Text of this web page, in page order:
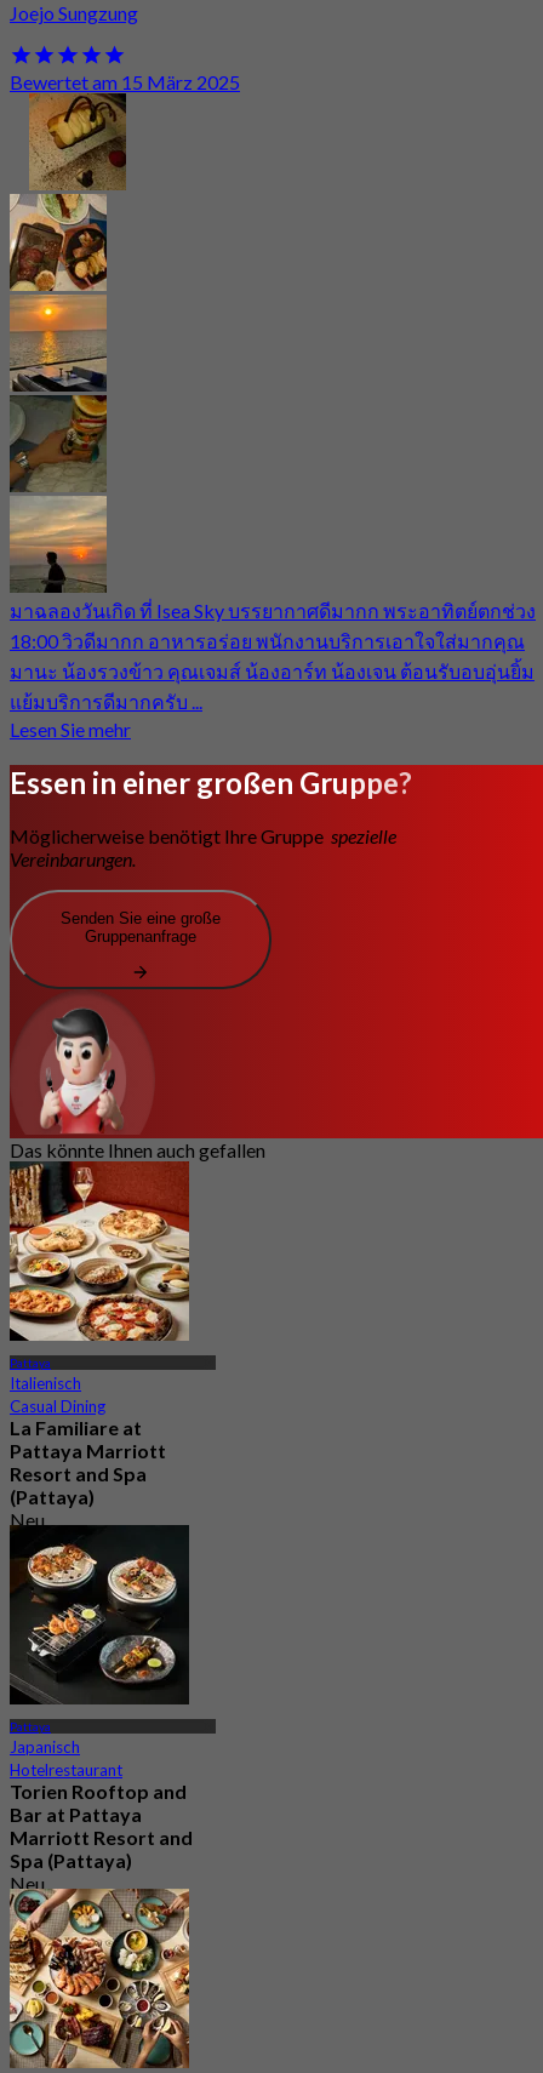
Joejo Sungzung
Bewertet am 15 März 2025
มาฉลองวันเกิด ที่ Isea Sky บรรยากาศดีมากก พระอาทิตย์ตกช่วง
18:00 วิวดีมากก อาหารอร่อย พนักงานบริการเอาใจใส่มากคุณ
มานะ น้องรวงข้าว คุณเจมส์ น้องอาร์ท น้องเจน ต้อนรับอบอุ่นยิ้ม
แย้มบริการดีมากครับ ...
Lesen Sie mehr
Essen in einer großen Gruppe?
Möglicherweise benötigt Ihre Gruppe spezielle
Vereinbarungen.
Senden Sie eine große
Gruppenanfrage
Das könnte Ihnen auch gefallen
Pattaya
Italienisch
Casual Dining
La Familiare at
Pattaya Marriott
Resort and Spa
(Pattaya)
Neu
4.6
Aus฿ 445
Pattaya
Japanisch
Hotelrestaurant
Torien Rooftop and
Bar at Pattaya
Marriott Resort and
Spa (Pattaya)
Neu
4.9
Aus฿ 595